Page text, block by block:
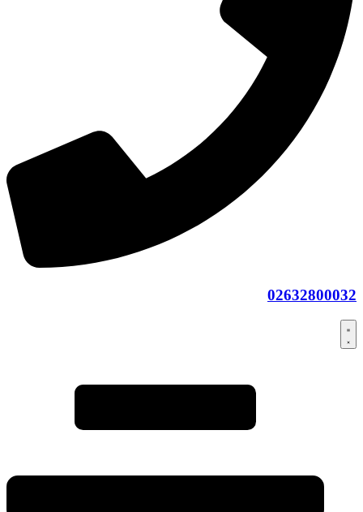
02632800032